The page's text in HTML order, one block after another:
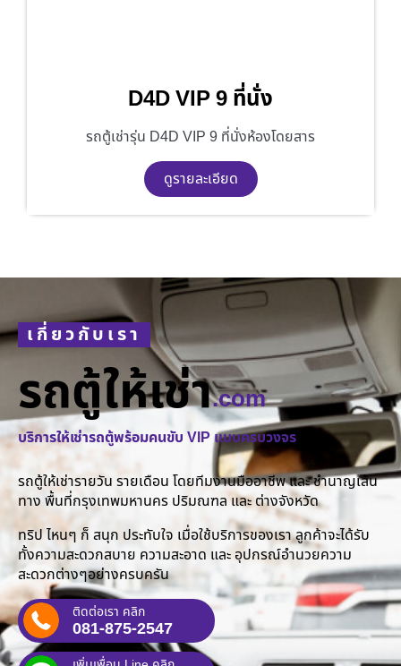
D4D VIP 9 ที่นั่ง
รถตู้เช่ารุ่น D4D VIP 9 ที่นั่งห้องโดยสาร
ดูรายละเอียด
เกี่ยวกับเรา
รถตู้ให้เช่า.com
บริการให้เช่ารถตู้พร้อมคนขับ VIP แบบครบวงจร
รถตู้ให้เช่ารายวัน รายเดือน โดยทีมงานมืออาชีพ และ ชำนาญเส้น
ทาง พื้นที่กรุงเทพมหานคร ปริมณฑล และ ต่างจังหวัด
ทริป ไหนๆ ก็ สนุก ประทับใจ เมื่อใช้บริการของเรา ลูกค้าจะได้รับ
ทั้งความสะดวกสบาย ความสะอาด และ อุปกรณ์อำนวยความ
สะดวกต่างๆอย่างครบครัน
ติดต่อเรา คลิก
081-875-2547